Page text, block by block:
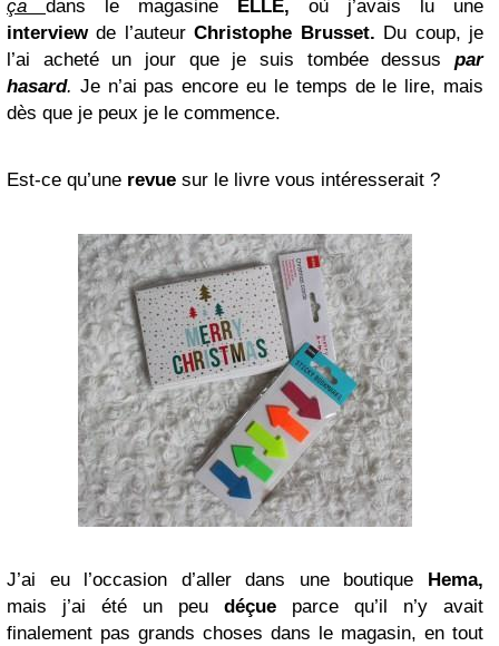
ça
dans le magasine ELLE, où j’avais lu une
interviewde l’auteurChristophe Brusset. Du coup, je
l’ai acheté un jour que je suis tombée dessus par
hasard. Je n’ai pas encore eu le temps de le lire, mais
dès que je peux je le commence.
Est-ce qu’une revue sur le livre vous intéresserait ?
J’ai eu l’occasion d’aller dans une boutique
Hema,
mais j’ai été un peu déçue parce qu’il n’y avait
finalement pas grands choses dans le magasin, en tout